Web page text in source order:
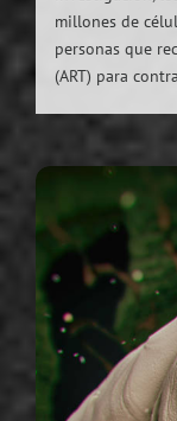
millones de
personas que
(ART) para